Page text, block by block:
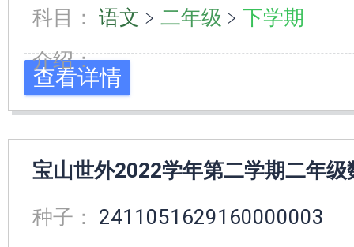
科目： 语文 ﹥ 二年级 ﹥ 下学期
介绍：
查看详情
宝山世外2022学年第二学期二年
种子： 2411051629160000003